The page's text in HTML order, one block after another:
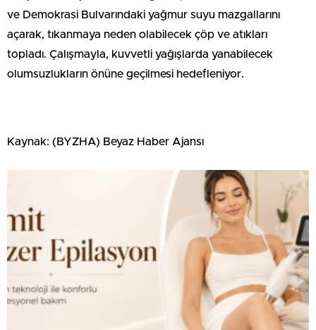
ve Demokrasi Bulvarındaki yağmur suyu mazgallarını
açarak, tıkanmaya neden olabilecek çöp ve atıkları
topladı. Çalışmayla, kuvvetli yağışlarda yanabilecek
olumsuzlukların önüne geçilmesi hedefleniyor.
Kaynak: (BYZHA) Beyaz Haber Ajansı